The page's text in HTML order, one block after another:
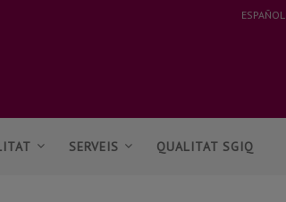
ESPAÑOL
SERVEIS QUALITAT SGIQ